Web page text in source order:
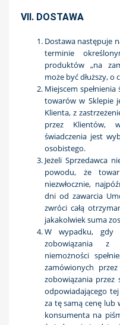
VII. DOSTAWA
Dostawa następuje
terminie
produktów „na
może być dłuższy,
Miejscem
towarów w Sklepie
Klienta, z
przez Klientów,
świadczenia jest
osobistego.
Jeżeli Sprzedawca
powodu, że
niezwłocznie,
dni od zawarcia
zwróci całą
jakakolwiek suma
W wypadku, gdy
zobowiązania z
niemożności
zamówionych
zobowiązania przez
odpowiadającego
za tę samą cenę lub
konsumenta na